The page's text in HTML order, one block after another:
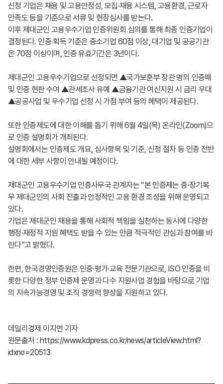
신청 기업은 채용 및 고용안정성, 모집·채용 시스템, 고용환경, 근로자
만족도 등을 기준으로 서류 및 현장심사를 받는다.
이후 제대군인 고용우수기업 인증위원회 심의를 통해 최종 인증기업이
결정된다. 인증 획득 기준은 중소기업 60점 이상, 대기업 및 공공기관
은 70점 이상이며, 인증 유효기간은 3년이다.
제대군인 고용우수기업으로 선정되면 ▲국가보훈부 장관 명의 인증패
및 인증 현판 수여 ▲관세조사 유예 ▲금융기관 여신지원 시 금리 우대
▲공공사업 및 우수기업 선정 시 가점 부여 등의 혜택이 제공된다.
또한 인증제도에 대한 이해를 돕기 위해 6월 4일(목) 온라인(Zoom)으
로 인증 설명회가 개최된다.
설명회에서는 인증제도 개요, 심사항목 및 기준, 신청 절차 등 인증 전반
에 대한 세부 사항이 안내될 예정이다.
제대군인 고용우수기업 인증사무국 관계자는 “본 인증제는 중·장기복
무 제대군인의 사회 진출과 안정적인 고용 환경 조성을 위해 운영되고
있다.
기업은 제대군인 채용을 통해 사회적 책임을 실천하는 동시에 다양한
행정·재정적 지원 혜택도 받을 수 있는 만큼 적극적인 관심과 참여를 바
란다”고 밝혔다.
한편, 한국경영인증원은 인증·평가·교육 전문기관으로, ISO 인증을 비
롯한 다양한 정부 인증제 운영과 다수 지원사업 경험을 바탕으로 기업
의 지속가능경영 및 조직 경쟁력 향상을 지원하고 있다.
데일리경제 이지연 기자
원문출처 : https://www.kdpress.co.kr/news/articleView.html?
idxno=20513